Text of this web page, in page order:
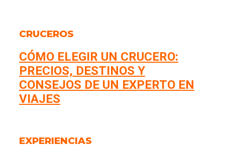
CRUCEROS
CÓMO ELEGIR UN CRUCERO:
PRECIOS, DESTINOS Y
CONSEJOS DE UN EXPERTO EN
VIAJES
EXPERIENCIAS